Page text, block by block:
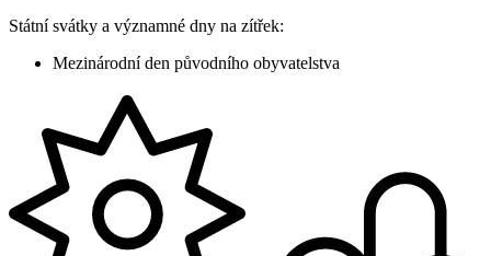
Státní svátky a významné dny na zítřek:
Mezinárodní den původního obyvatelstva